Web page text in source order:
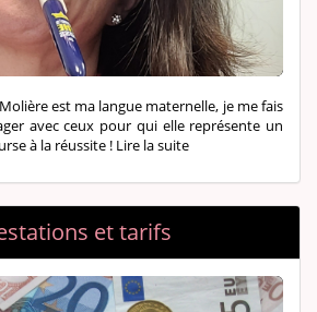
est ma langue maternelle, je me fais
avec ceux pour qui elle représente un
à la réussite ! Lire la suite
et tarifs